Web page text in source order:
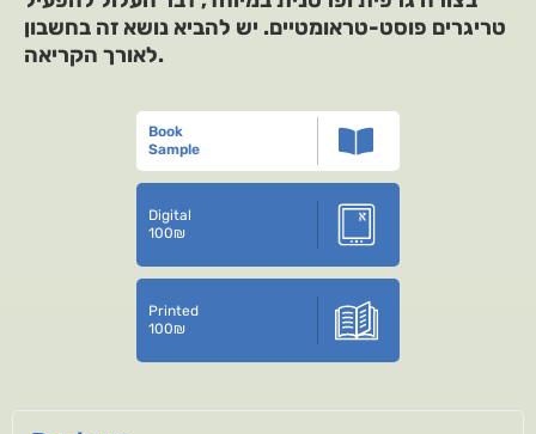
טריגרים פוסט-טראומטיים. יש להביא נושא זה בחשבון
לאורך הקריאה.
Book
Sample
Digital
100₪
Printed
100₪